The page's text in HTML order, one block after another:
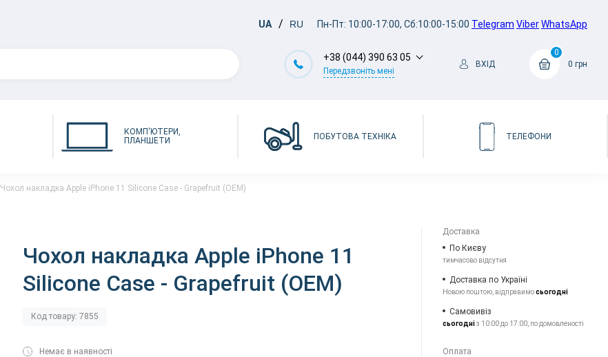
UA RU Пн-Пт: 10:00-17:00, Сб:10:00-15:00 Telegram ViberWhatsApp
+38 (044) 390 63 05
Передзвоніть мені
ВХІД
0
0 грн
КОМП'ЮТЕРИ,
ПЛАНШЕТИ
ПОБУТОВА ТЕХНІКА ТЕЛЕФОНИ
Чохол накладка Apple iPhone 11 Silicone Case - Grapefruit (OEM)
Чохол накладка Apple iPhone 11
Silicone Case - Grapefruit (OEM)
Код товару: 7855
Немає в наявності
Доставка
По Києву
тимчасово відсутня
Доставка по Україні
Новою поштою, відправимосьогодні
Самовивіз
сьогодніз 10:00 до 17:00, по домовленості
Оплата